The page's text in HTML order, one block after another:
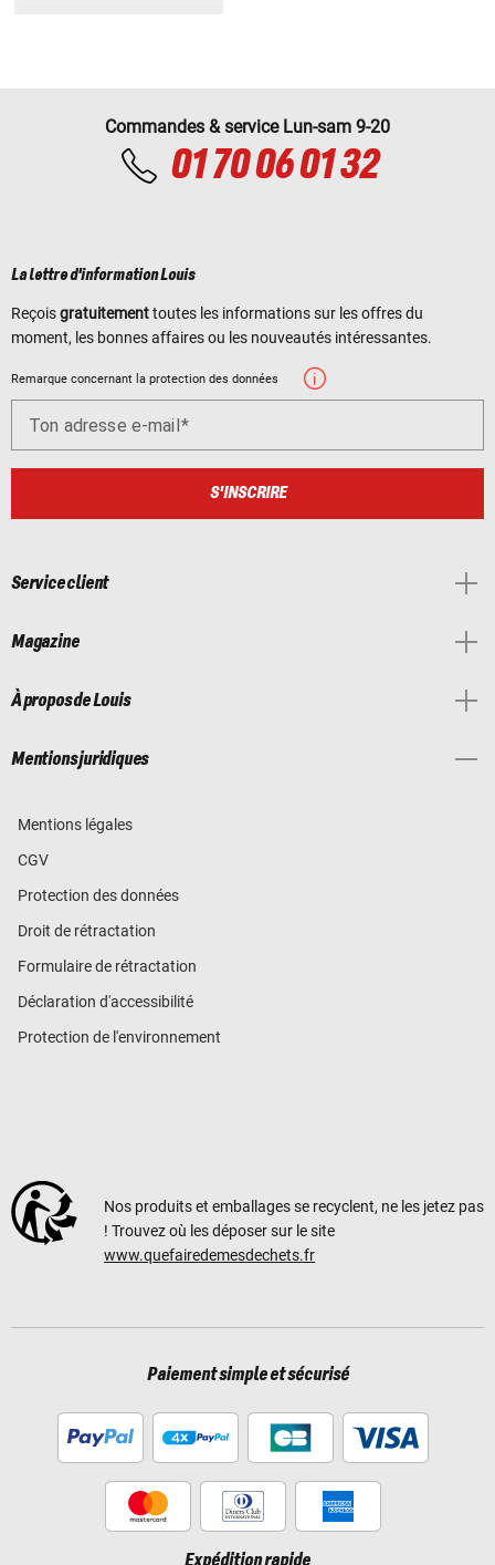
Commandes & service Lun-sam 9-20
01 70 06 01 32
La lettre d'information Louis
Reçoisgratuitementtoutes les informations sur les offres du
moment, les bonnes affaires ou les nouveautés intéressantes.
Remarque concernant la protection des données
Ton adresse e-mail
S'INSCRIRE
Service client
Magazine
À propos de Louis
Mentions juridiques
Mentions légales
CGV
Protection des données
Droit de rétractation
Formulaire de rétractation
Déclaration d'accessibilité
Protection de l'environnement
Nos produits et emballages se recyclent, ne les jetez pas
! Trouvez où les déposer sur le site
www.quefairedemesdechets.fr
Paiement simple et sécurisé
Expédition rapide